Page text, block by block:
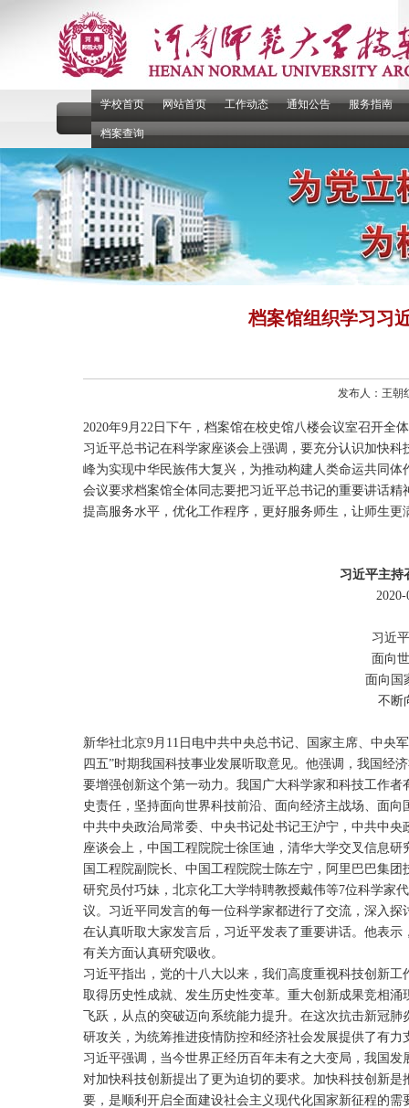
学校首页 网站首页 工作动态 通知公告 服务指南
档案查询
档案馆组织学习习
发布人：王朝
2020年9月22日下午，档案馆在校史馆八楼会议室召开全
习近平总书记在科学家座谈会上强调，要充分认识加快
峰为实现中华民族伟大复兴，为推动构建人类命运共同
会议要求档案馆全体同志要把习近平总书记的重要讲话
提高服务水平，优化工作程序，更好服务师生，让师生更
习近平主持
习近
面向
面向国
不断
新华社北京9月11日电中共中央总书记、国家主席、中央
四五”时期我国科技事业发展听取意见。他强调，我国经
要增强创新这个第一动力。我国广大科学家和科技工作
史责任，坚持面向世界科技前沿、面向经济主战场、面
中共中央政治局常委、中央书记处书记王沪宁，中共中
座谈会上，中国工程院院士徐匡迪，清华大学交叉信息
国工程院副院长、中国工程院院士陈左宁，阿里巴巴集
研究员付巧妹，北京化工大学特聘教授戴伟等7位科学家
议。习近平同发言的每一位科学家都进行了交流，深入
在认真听取大家发言后，习近平发表了重要讲话。他表
有关方面认真研究吸收。
习近平指出，党的十八大以来，我们高度重视科技创新
取得历史性成就、发生历史性变革。重大创新成果竞相
飞跃，从点的突破迈向系统能力提升。在这次抗击新冠
研攻关，为统筹推进疫情防控和经济社会发展提供了有
习近平强调，当今世界正经历百年未有之大变局，我国
对加快科技创新提出了更为迫切的要求。加快科技创新
要，是顺利开启全面建设社会主义现代化国家新征程的需